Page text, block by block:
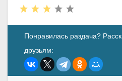
Понравилась раздача?
друзьям: